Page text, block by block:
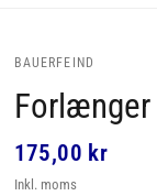
BAUERFEIND
Forlænger
175,00 kr
Inkl. moms